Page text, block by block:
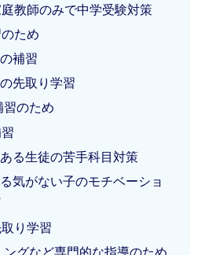
教師のみで中学受験対策
ため
補習
先取り学習
習のため
る生徒の苦手科目対策
気がない子のモチベーショ
り学習